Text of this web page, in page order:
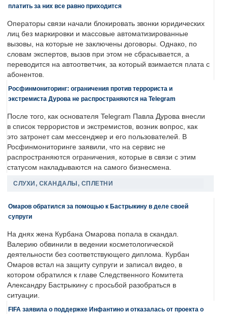
платить за них все равно приходится
Операторы связи начали блокировать звонки юридических
лиц без маркировки и массовые автоматизированные
вызовы, на которые не заключены договоры. Однако, по
словам экспертов, вызов при этом не сбрасывается, а
переводится на автоответчик, за который взимается плата с
абонентов.
Росфинмониторинг: ограничения против террориста и
экстремиста Дурова не распространяются на Telegram
После того, как основателя Telegram Павла Дурова внесли
в список террористов и экстремистов, возник вопрос, как
это затронет сам мессенджер и его пользователей. В
Росфинмониторинге заявили, что на сервис не
распространяются ограничения, которые в связи с этим
статусом накладываются на самого бизнесмена.
СЛУХИ, СКАНДАЛЫ, СПЛЕТНИ
Омаров обратился за помощью к Бастрыкину в деле своей
супруги
На днях жена Курбана Омарова попала в скандал.
Валерию обвинили в ведении косметологической
деятельности без соответствующего диплома. Курбан
Омаров встал на защиту супруги и записал видео, в
котором обратился к главе Следственного Комитета
Александру Бастрыкину с просьбой разобраться в
ситуации.
FIFA заявила о поддержке Инфантино и отказалась от проекта о